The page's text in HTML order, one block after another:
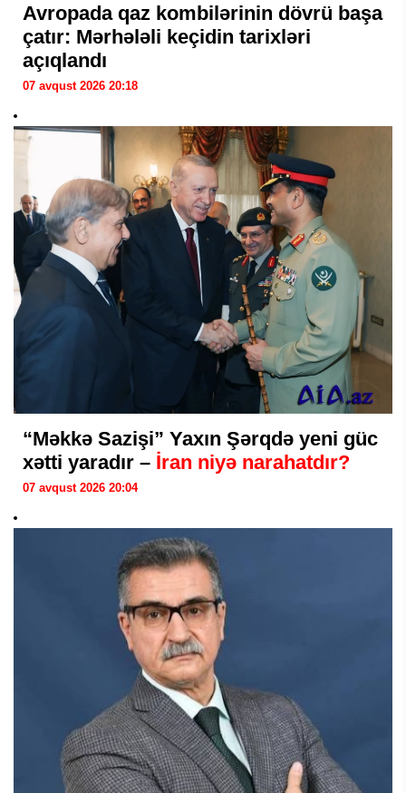
Avropada qaz kombilərinin dövrü başa
çatır: Mərhələli keçidin tarixləri
açıqlandı
07 avqust 2026 20:18
“Məkkə Sazişi” Yaxın Şərqdə yeni güc
xətti yaradır – İran niyə narahatdır?
07 avqust 2026 20:04